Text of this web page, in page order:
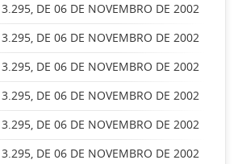
3.295, DE 06 DE NOVEMBRO DE 2002
3.295, DE 06 DE NOVEMBRO DE 2002
3.295, DE 06 DE NOVEMBRO DE 2002
3.295, DE 06 DE NOVEMBRO DE 2002
3.295, DE 06 DE NOVEMBRO DE 2002
3.295, DE 06 DE NOVEMBRO DE 2002